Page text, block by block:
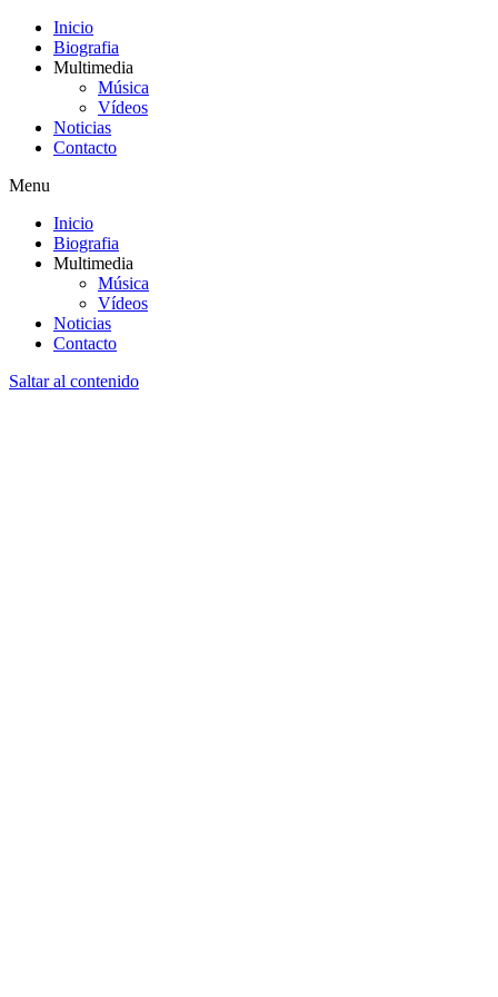
Inicio
Biografia
Multimedia
Música
Vídeos
Noticias
Contacto
Menu
Inicio
Biografia
Multimedia
Música
Vídeos
Noticias
Contacto
Saltar al contenido